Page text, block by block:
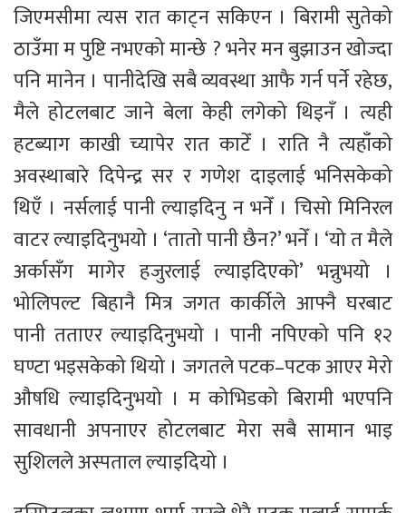
जिएमसीमा त्यस रात काट्न सकिएन । बिरामी सुतेको
ठाउँमा म पुष्टि नभएको मान्छे ? भनेर मन बुझाउन खोज्दा
पनि मानेन । पानीदेखि सबै व्यवस्था आफै गर्न पर्ने रहेछ,
मैले होटलबाट जाने बेला केही लगेको थिइनँ । त्यही
हटब्याग काखी च्यापेर रात काटेँ । राति नै त्यहाँको
अवस्थाबारे दिपेन्द्र सर र गणेश दाइलाई भनिसकेको
थिएँ । नर्सलाई पानी ल्याइदिनु न भनेँ । चिसो मिनिरल
वाटर ल्याइदिनुभयो । ‘तातो पानी छैन?’ भनेँ । ‘यो त मैले
अर्कासँग मागेर हजुरलाई ल्याइदिएको’ भन्नुभयो ।
भोलिपल्ट बिहानै मित्र जगत कार्कीले आफ्नै घरबाट
पानी तताएर ल्याइदिनुभयो । पानी नपिएको पनि १२
घण्टा भइसकेको थियो । जगतले पटक–पटक आएर मेरो
औषधि ल्याइदिनुभयो । म कोभिडको बिरामी भएपनि
सावधानी अपनाएर होटलबाट मेरा सबै सामान भाइ
सुशिलले अस्पताल ल्याइदियो ।